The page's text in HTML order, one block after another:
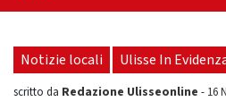
seduta consiliare:
Notizie locali Ulisse In
scritto da Redazione Ulisseonline - 16